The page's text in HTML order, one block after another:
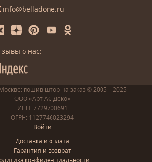
info@belladone.ru
о нас:
пошив штор на заказ © 2005—2025
ООО «Арт АС Деко»
ИНН: 7729700691
ОГРН: 1127746023294
Войти
Доставка и оплата
Гарантия и возврат
конфиденциальности